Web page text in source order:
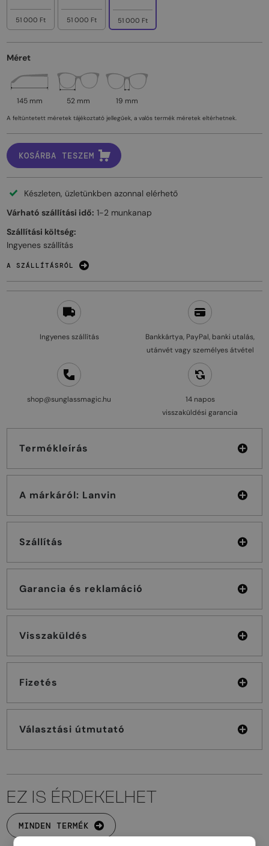
Ingyenes szállítás
Bankkártya, PayPal, banki utalás,
utánvét vagy személyes átvétel
shop@sunglassmagic.hu
14 napos
visszaküldési garancia
Termékleírás
A márkáról: Lanvin
Szállítás
Garancia és reklamáció
Visszaküldés
Fizetés
Választási útmutató
51 000 Ft 51 000 Ft 51 000 Ft
Méret
145 mm 52 mm 19 mm
A feltüntetett méretek tájékoztató jellegűek, a valós termék méretek eltérhetnek.
KOSÁRBA TESZEM
Készleten, üzletünkben azonnal elérhető
Várható szállítási idő: 1-2 munkanap
Szállítási költség:
Ingyenes szállítás
A SZÁLLÍTÁSRÓL
EZ IS ÉRDEKELHET
MINDEN TERMÉK